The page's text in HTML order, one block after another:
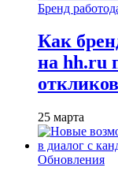
Бренд
Как
на hh.ru
откликов
25 марта
Обновления